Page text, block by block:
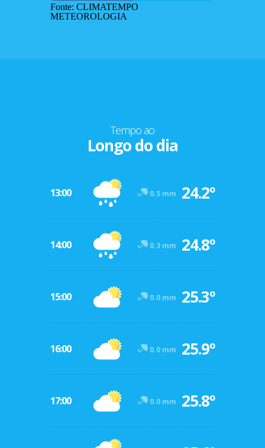
Fonte: CLIMATEMPO
METEOROLOGIA
Tempo ao
Longo do dia
13:00 0.5 mm 24.2º
14:00 0.3 mm 24.8º
15:00 0.0 mm 25.3º
16:00 0.0 mm 25.9º
17:00 0.0 mm 25.8º